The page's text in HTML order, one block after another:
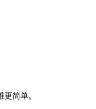
简单。